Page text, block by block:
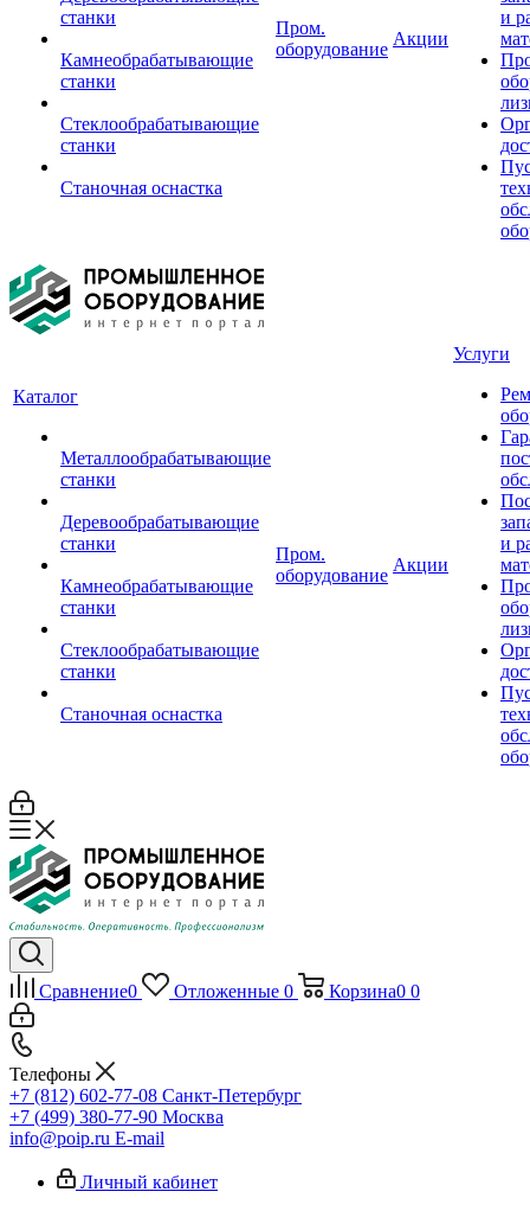
станки
Камнеобрабатывающие
станки
Стеклообрабатывающие
станки
Станочная оснастка
Пром.
оборудование
Акции
и
Каталог
Металлообрабатывающие
станки
Деревообрабатывающие
станки
Камнеобрабатывающие
станки
Стеклообрабатывающие
станки
Станочная оснастка
Пром.
оборудование
Акции
Услуги
и
Сравнение0 Отложенные 0 Корзина0 0
Телефоны
+7 (812) 602-77-08 Санкт-Петербург
+7 (499) 380-77-90 Москва
info@poip.ru E-mail
Личный кабинет